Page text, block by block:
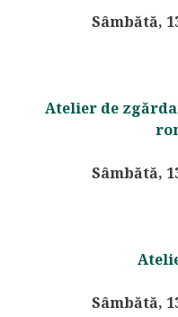
Sâmbătă,
Atelier de
Sâmbătă,
Sâmbătă,